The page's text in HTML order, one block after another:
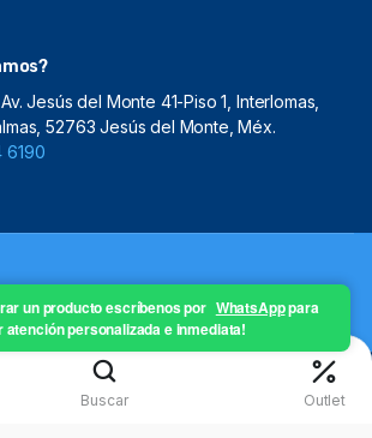
Jesús del Monte 41-Piso 1, Interlomas,
52763 Jesús del Monte, Méx.
6190
Sporting Goods 2024
un producto escríbenos por WhatsApppara
atención personalizada e inmediata!
Buscar Outlet